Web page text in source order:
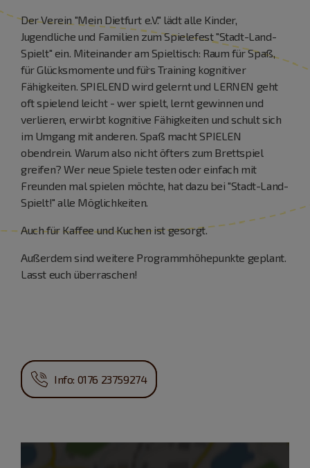
Der Verein "Mein Dietfurt e.V." lädt alle Kinder,
Jugendliche und Familien zum Spielefest "Stadt-Land-
Spielt" ein. Miteinander am Spieltisch: Raum für Spaß,
für Glücksmomente und für`s Training kognitiver
Fähigkeiten. SPIELEND wird gelernt und LERNEN geht
oft spielend leicht - wer spielt, lernt gewinnen und
verlieren, erwirbt kognitive Fähigkeiten und schult sich
im Umgang mit anderen. Spaß macht SPIELEN
obendrein. Warum also nicht öfters zum Brettspiel
greifen? Wer neue Spiele testen oder einfach mit
Freunden mal spielen möchte, hat dazu bei "Stadt-Land-
Spielt!" alle Möglichkeiten.
Auch für Kaffee und Kuchen ist gesorgt.
Außerdem sind weitere Programmhöhepunkte geplant.
Lasst euch überraschen!
Info: 0176 23759274